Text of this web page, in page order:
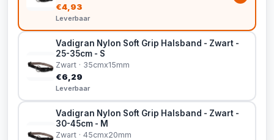
€4,93
Leverbaar
Vadigran Nylon Soft Grip Halsband - Zwart -
25-35cm - S
Zwart · 35cmx15mm
€6,29
Leverbaar
Vadigran Nylon Soft Grip Halsband - Zwart -
30-45cm - M
Zwart · 45cmx20mm